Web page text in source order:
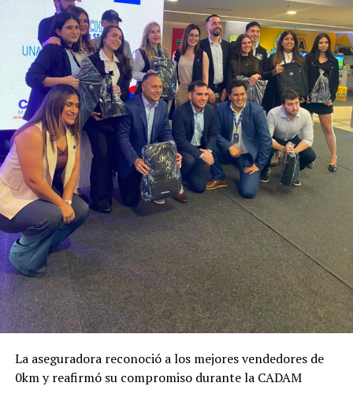
La aseguradora reconoció a los mejores vendedores de
0km y reafirmó su compromiso durante la CADAM